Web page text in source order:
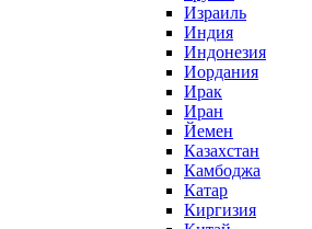
Израиль
Индия
Индонезия
Иордания
Ирак
Иран
Йемен
Казахстан
Камбоджа
Катар
Киргизия